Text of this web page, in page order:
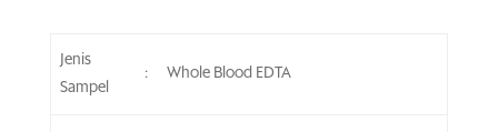
Jenis
Sampel
: Whole Blood EDTA